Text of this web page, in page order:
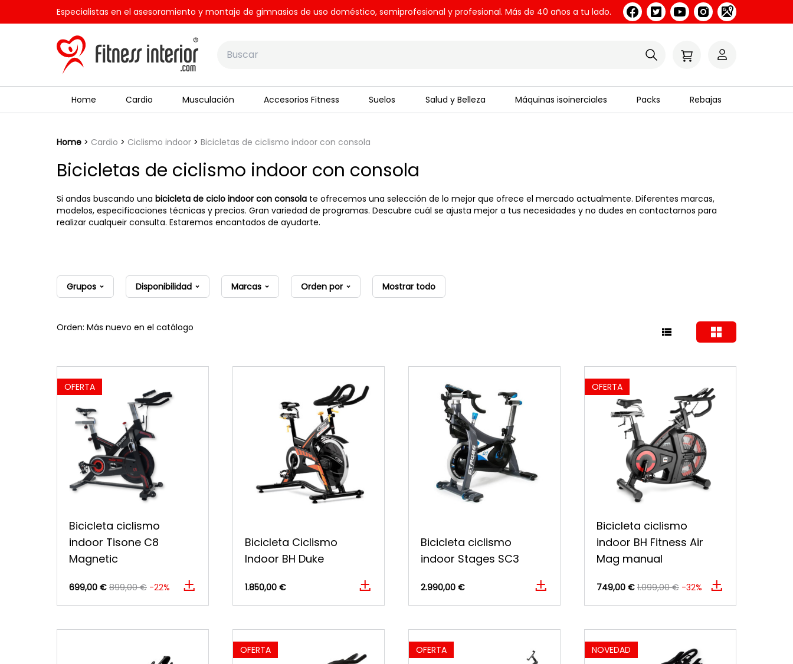
Especialistas en el asesoramiento y montaje de gimnasios de uso doméstico, semiprofesional y profesional. Más de 40 años a tu lado.
Home Cardio Musculación Accesorios Fitness Suelos Salud y Belleza Máquinas isoinerciales Packs Rebajas
Home Cardio Ciclismo indoor Bicicletas de ciclismo indoor con consola
Bicicletas de ciclismo indoor con consola
Si andas buscando una bicicleta de ciclo indoor con consola te ofrecemos una selección de lo mejor que ofrece el mercado actualmente. Diferentes marcas,
modelos, especificaciones técnicas y precios. Gran variedad de programas. Descubre cuál se ajusta mejor a tus necesidades y no dudes en contactarnos para
realizar cualqueir consulta. Estaremos encantados de ayudarte.
Grupos Disponibilidad Marcas Orden por Mostrar todo
Orden: Más nuevo en el catálogo
OFERTA
Bicicleta ciclismo
indoor Tisone C8
Magnetic
699,00 € 899,00 € -22%
Bicicleta Ciclismo
Indoor BH Duke
1.850,00 €
Bicicleta ciclismo
indoor Stages SC3
2.990,00 €
OFERTA
Bicicleta ciclismo
indoor BH Fitness Air
Mag manual
749,00 € 1.099,00 € -32%
OFERTA OFERTA NOVEDAD